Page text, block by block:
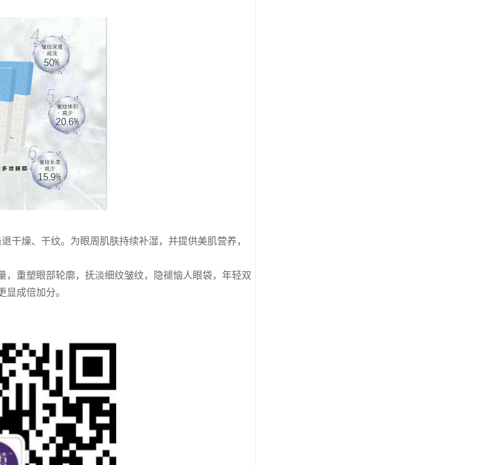
干燥、干纹。为眼周肌肤持续补湿，并提供美肌营养，
，重塑眼部轮廓，抚淡细纹皱纹，隐褪恼人眼袋，年轻双
成倍加分。